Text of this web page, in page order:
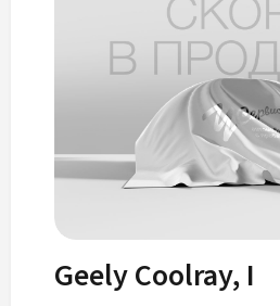
Geely Coolray, I